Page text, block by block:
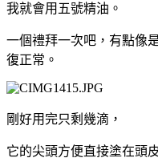
我就會用五號精油。
一個禮拜一次吧，有點像
復正常。
剛好用完只剩幾滴，
它的尖頭方便直接塗在頭